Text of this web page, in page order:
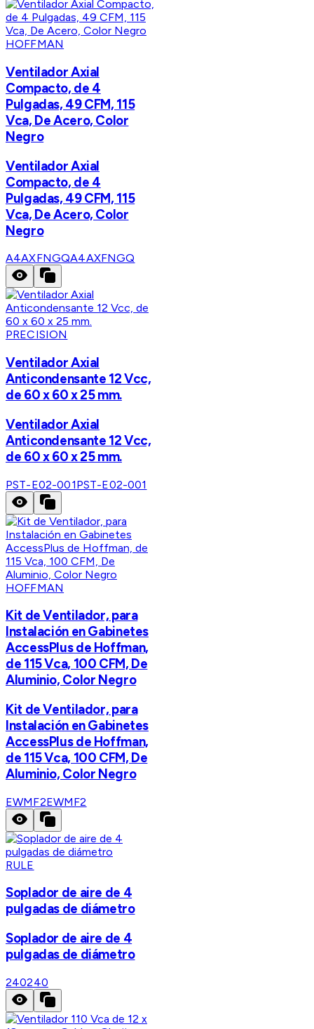
HOFFMAN
Ventilador Axial
Compacto, de 4
Pulgadas, 49 CFM, 115
Vca, De Acero, Color
Negro
Ventilador Axial
Compacto, de 4
Pulgadas, 49 CFM, 115
Vca, De Acero, Color
Negro
A4AXFNGQA4AXFNGQ
PRECISION
Ventilador Axial
Anticondensante 12 Vcc,
de 60 x 60 x 25 mm.
Ventilador Axial
Anticondensante 12 Vcc,
de 60 x 60 x 25 mm.
PST-E02-001PST-E02-001
HOFFMAN
Kit de Ventilador, para
Instalación en Gabinetes
AccessPlus de Hoffman,
de 115 Vca, 100 CFM, De
Aluminio, Color Negro
Kit de Ventilador, para
Instalación en Gabinetes
AccessPlus de Hoffman,
de 115 Vca, 100 CFM, De
Aluminio, Color Negro
EWMF2EWMF2
RULE
Soplador de aire de 4
pulgadas de diámetro
Soplador de aire de 4
pulgadas de diámetro
240240